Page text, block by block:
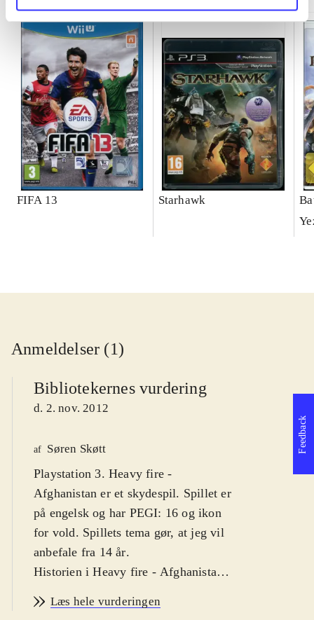
FIFA 13 Starhawk
Anmeldelser (1)
Bibliotekernes vurdering
d. 2. nov. 2012
af Søren Skøtt
Playstation 3. Heavy fire -
Afghanistan er et skydespil. Spillet er
på engelsk og har PEGI: 16 og ikon
for vold. Spillets tema gør, at jeg vil
anbefale fra 14 år.
Historien i Heavy fire - Afghanistan
er man taget til Afghanistan for at
Læs hele vurderingen
Feedback